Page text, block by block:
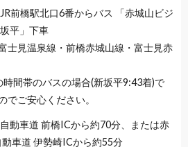
JR前橋駅北口6番からバス 「赤城山ビジ
平」下車
士見温泉線・前橋赤城山線・富士見赤
間帯のバスの場合(新坂平9:43着)で
でご安心ください。
動車道 前橋ICから約70分、または赤
車道 伊勢崎ICから約55分